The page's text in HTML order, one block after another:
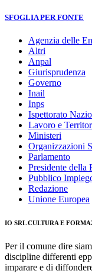
SFOGLIA PER FONTE
Agenzia delle
Altri
Anpal
Giurisprudenza
Governo
Inail
Inps
Ispettorato
Lavoro e
Ministeri
Organizzazioni
Parlamento
Presidente della
Pubblico
Redazione
Unione Europea
IO SRL CULTURA E
Per il comune dire
discipline differenti
imparare e di